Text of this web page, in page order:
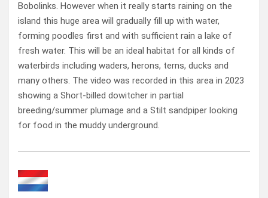
Bobolinks. However when it really starts raining on the
island this huge area will gradually fill up with water,
forming poodles first and with sufficient rain a lake of
fresh water. This will be an ideal habitat for all kinds of
waterbirds including waders, herons, terns, ducks and
many others. The video was recorded in this area in 2023
showing a Short-billed dowitcher in partial
breeding/summer plumage and a Stilt sandpiper looking
for food in the muddy underground.